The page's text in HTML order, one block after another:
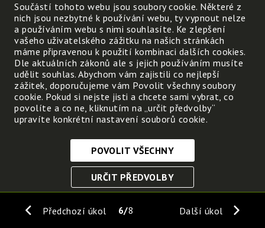
Pták, hnízdící na komínech, na zimu
Slovo nadřazené k…pšenice, ječmen, žito,
Chráněná kočkovitá šelma, vyskytující se
Plod růže šípkové :
Dříve 9. planeta Sluneční soustavy, dnes
Hmyz známý z knížky Ferdy Mravence,
Živočišný škůdce, jež slouží jako potrava
Výsledek je
Předchozí úkol Další úkol
6 8
Součástí tohoto webu jsou soubory cookie. Některé z
nich jsou nezbytné k používání webu, ty vypnout nelze
a používáním webu s nimi souhlasíte. Ke zlepšení
vašeho uživatelského zážitku na našich stránkách
máme připravenou k použití kombinaci dalších cookies.
Dle aktuálních zákonů ale s jejich používáním musíte
udělit souhlas. Abychom vám zajistili co nejlepší
zážitek, doporučujeme vám Povolit všechny soubory
cookie. Pokud si nejste jisti a chcete sami vybrat, co
povolíte a co ne, kliknutím na „určit předvolby“
upravíte konkrétní nastavení souborů cookie.
Nezbytně nutné cookies
Tyto soubory cookie jsou nezbytné, abyste se mohli
funkce. Bez těchto cookies by webové stránky
POVOLIT VŠECHNY
URČIT PŘEDVOLBY